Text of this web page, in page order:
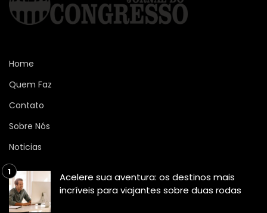
Home
Quem Faz
Contato
Sobre Nós
Noticias
Acelere sua aventura: os destinos mais
incríveis para viajantes sobre duas rodas